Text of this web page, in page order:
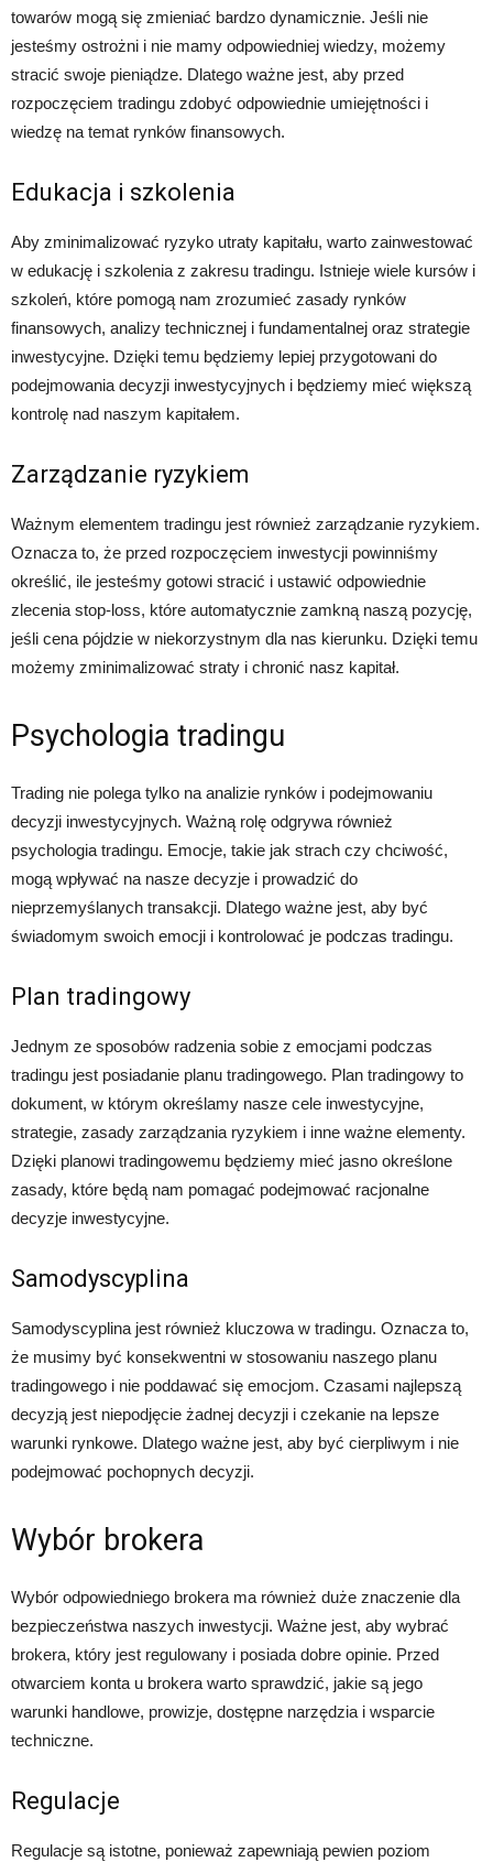
towarów mogą się zmieniać bardzo dynamicznie. Jeśli nie
jesteśmy ostrożni i nie mamy odpowiedniej wiedzy, możemy
stracić swoje pieniądze. Dlatego ważne jest, aby przed
rozpoczęciem tradingu zdobyć odpowiednie umiejętności i
wiedzę na temat rynków finansowych.
Edukacja i szkolenia
Aby zminimalizować ryzyko utraty kapitału, warto zainwestować
w edukację i szkolenia z zakresu tradingu. Istnieje wiele kursów i
szkoleń, które pomogą nam zrozumieć zasady rynków
finansowych, analizy technicznej i fundamentalnej oraz strategie
inwestycyjne. Dzięki temu będziemy lepiej przygotowani do
podejmowania decyzji inwestycyjnych i będziemy mieć większą
kontrolę nad naszym kapitałem.
Zarządzanie ryzykiem
Ważnym elementem tradingu jest również zarządzanie ryzykiem.
Oznacza to, że przed rozpoczęciem inwestycji powinniśmy
określić, ile jesteśmy gotowi stracić i ustawić odpowiednie
zlecenia stop-loss, które automatycznie zamkną naszą pozycję,
jeśli cena pójdzie w niekorzystnym dla nas kierunku. Dzięki temu
możemy zminimalizować straty i chronić nasz kapitał.
Psychologia tradingu
Trading nie polega tylko na analizie rynków i podejmowaniu
decyzji inwestycyjnych. Ważną rolę odgrywa również
psychologia tradingu. Emocje, takie jak strach czy chciwość,
mogą wpływać na nasze decyzje i prowadzić do
nieprzemyślanych transakcji. Dlatego ważne jest, aby być
świadomym swoich emocji i kontrolować je podczas tradingu.
Plan tradingowy
Jednym ze sposobów radzenia sobie z emocjami podczas
tradingu jest posiadanie planu tradingowego. Plan tradingowy to
dokument, w którym określamy nasze cele inwestycyjne,
strategie, zasady zarządzania ryzykiem i inne ważne elementy.
Dzięki planowi tradingowemu będziemy mieć jasno określone
zasady, które będą nam pomagać podejmować racjonalne
decyzje inwestycyjne.
Samodyscyplina
Samodyscyplina jest również kluczowa w tradingu. Oznacza to,
że musimy być konsekwentni w stosowaniu naszego planu
tradingowego i nie poddawać się emocjom. Czasami najlepszą
decyzją jest niepodjęcie żadnej decyzji i czekanie na lepsze
warunki rynkowe. Dlatego ważne jest, aby być cierpliwym i nie
podejmować pochopnych decyzji.
Wybór brokera
Wybór odpowiedniego brokera ma również duże znaczenie dla
bezpieczeństwa naszych inwestycji. Ważne jest, aby wybrać
brokera, który jest regulowany i posiada dobre opinie. Przed
otwarciem konta u brokera warto sprawdzić, jakie są jego
warunki handlowe, prowizje, dostępne narzędzia i wsparcie
techniczne.
Regulacje
Regulacje są istotne, ponieważ zapewniają pewien poziom